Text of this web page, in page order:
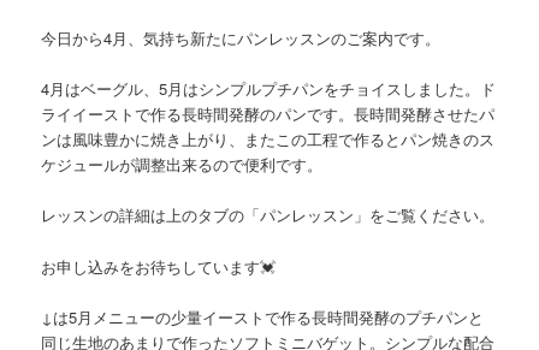
今日から4月、気持ち新たにパンレッスンのご案内です。
4月はベーグル、5月はシンプルプチパンをチョイスしました。ド
ライイーストで作る長時間発酵のパンです。長時間発酵させたパ
ンは風味豊かに焼き上がり、またこの工程で作るとパン焼きのス
ケジュールが調整出来るので便利です。
レッスンの詳細は上のタブの「パンレッスン」をご覧ください。
お申し込みをお待ちしています💓
↓は5月メニューの少量イーストで作る長時間発酵のプチパンと
同じ生地のあまりで作ったソフトミニバゲット。シンプルな配合